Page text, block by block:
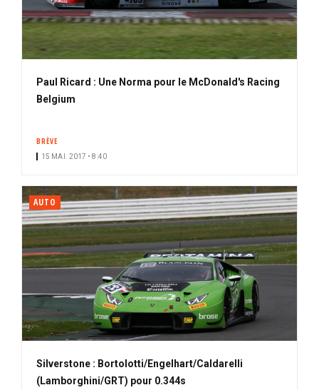
Paul Ricard : Une Norma pour le McDonald's Racing
Belgium
BRÈVE
15 MAI. 2017 • 8:40
AUTO
Silverstone : Bortolotti/Engelhart/Caldarelli
(Lamborghini/GRT) pour 0.344s